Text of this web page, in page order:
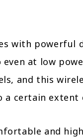
with powerful
at low
and this
certain extent
and